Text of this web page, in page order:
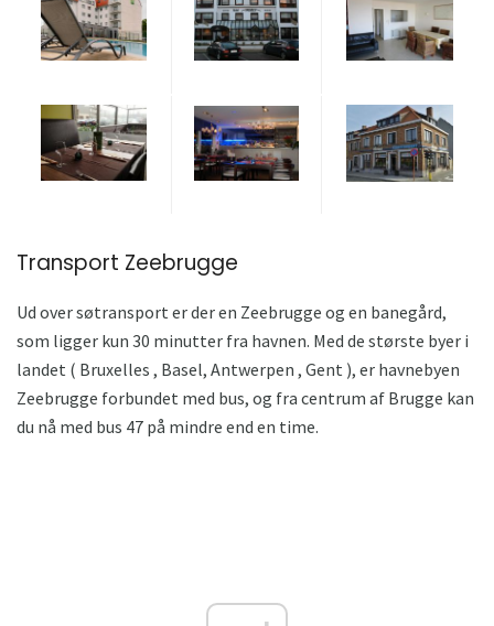
Transport Zeebrugge
Ud over søtransport er der en Zeebrugge og en banegård,
som ligger kun 30 minutter fra havnen. Med de største byer i
landet ( Bruxelles , Basel, Antwerpen , Gent ), er havnebyen
Zeebrugge forbundet med bus, og fra centrum af Brugge kan
du nå med bus 47 på mindre end en time.